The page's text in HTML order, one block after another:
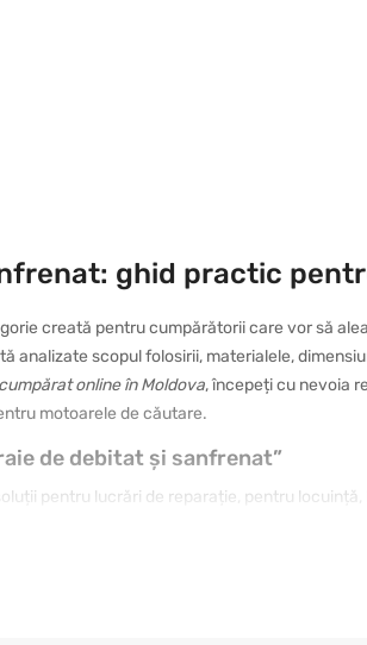
ghid practic
creată pentru cumpărătorii care vor să
analizate scopul folosirii, materialele,
online în Moldova, începeți cu nevoia
motoarele de căutare.
de debitat și sanfrenat”
pentru lucrări de reparație, pentru